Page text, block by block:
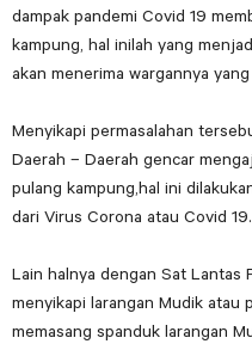
dampak pandemi Covid 19
kampung, hal inilah yang
akan menerima wargannya
Menyikapi permasalahan
Daerah – Daerah gencar
pulang kampung,hal ini
dari Virus Corona atau Covid 19.
Lain halnya dengan Sat Lantas
menyikapi larangan Mudik atau
memasang spanduk larangan